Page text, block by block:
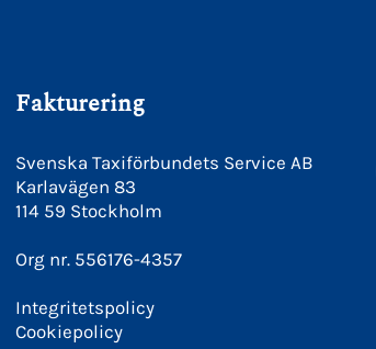
Fakturering
Svenska Taxiförbundets Service AB
Karlavägen 83
114 59 Stockholm
Org nr. 556176-4357
Integritetspolicy
Cookiepolicy